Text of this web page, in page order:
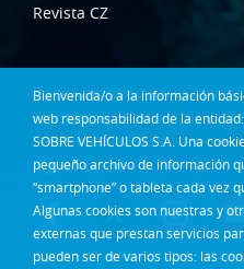
Bienvenida/o a la información
web responsabilidad de la entidad:
SOBRE VEHÍCULOS S.A. Una
pequeño archivo de información
“smartphone” o tableta cada vez
Algunas cookies son nuestras y
externas que prestan servicios
pueden ser de varios tipos: las
Revista CZ
Dónde estamos
Contacta
Síguenos en: